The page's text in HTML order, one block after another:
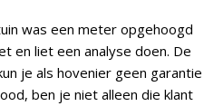
was een meter opgehoogd
en liet een analyse doen. De
je als hovenier geen garantie
ben je niet alleen die klant